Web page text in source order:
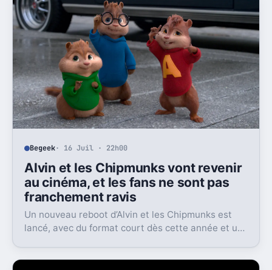
Begeek· 16 Juil · 22h00
Alvin et les Chipmunks vont revenir
au cinéma, et les fans ne sont pas
franchement ravis
Un nouveau reboot d’Alvin et les Chipmunks est
lancé, avec du format court dès cette année et un